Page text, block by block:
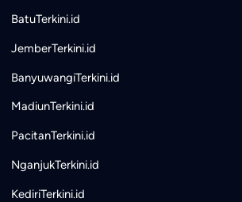
BatuTerkini.id
JemberTerkini.id
BanyuwangiTerkini.id
MadiunTerkini.id
PacitanTerkini.id
NganjukTerkini.id
KediriTerkini.id